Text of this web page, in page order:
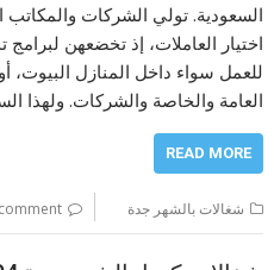
السعودية. تولي الشركات والمكاتب
اختيار العاملات، إذ تخضعهن
للعمل سواء داخل المنازل البيوت،
العامة والخاصة والشركات. ولهذا
READ MORE
شغالات بالشهر جدة